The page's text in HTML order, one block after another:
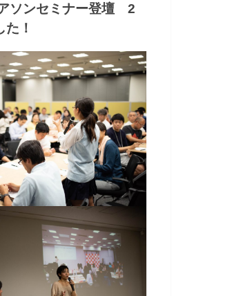
ソンセミナー登壇 2
た！